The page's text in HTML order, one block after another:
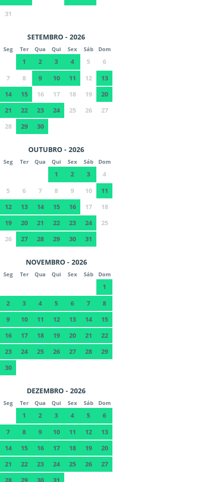
31
SETEMBRO - 2026
Seg Ter Qua Qui Sex Sáb Dom
1 2 3 4 5
6
7
8 9 10 11 12
13
14
15 16 17 18 19
20
21
22 23 24 25 26
27
28
29 30
OUTUBRO - 2026
Seg Ter Qua Qui Sex Sáb Dom
1 2 3
4
5
6 7 8 9 10
11
12
13 14 15 16 17
18
19
20 21 22 23 24
25
26
27 28 29 30 31
NOVEMBRO - 2026
Seg Ter Qua Qui Sex Sáb Dom
1
2
3 4 5 6 7
8
9
10 11 12 13 14
15
16
17 18 19 20 21
22
23
24 25 26 27 28
29
30
DEZEMBRO - 2026
Seg Ter Qua Qui Sex Sáb Dom
1 2 3 4 5
6
7
8 9 10 11 12
13
14
15 16 17 18 19
20
21
22 23 24 25 26
27
28
29 30 31